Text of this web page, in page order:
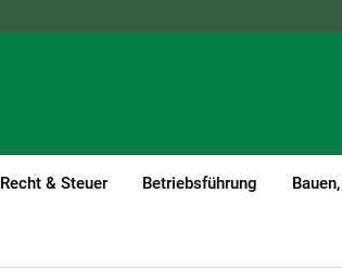
Recht & Steuer Betriebsführung